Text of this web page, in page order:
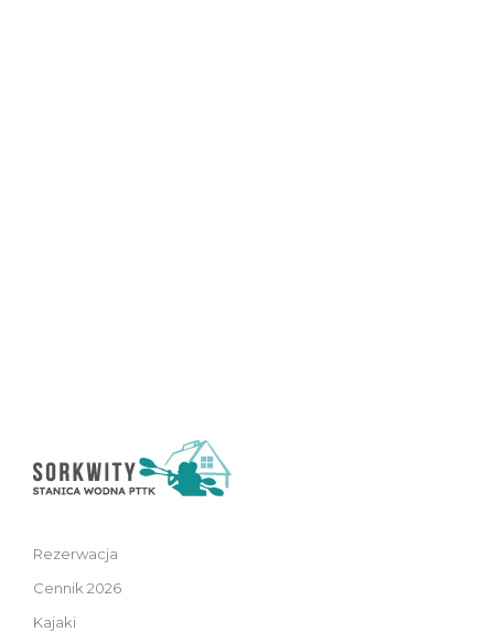
Rezerwacja
Cennik 2026
Kajaki